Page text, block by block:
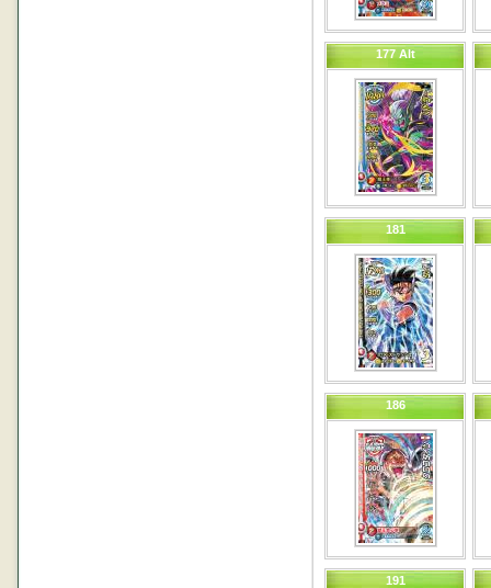
177 Alt
181
186
191